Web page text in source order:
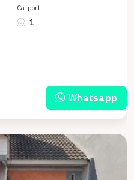
Carport
1
Whatsapp